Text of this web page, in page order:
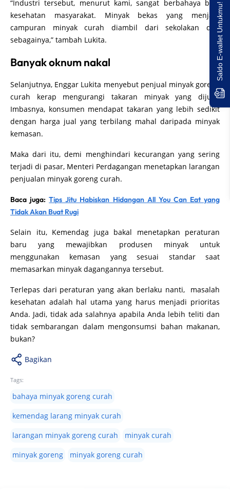
“Industri tersebut, menurut kami, sangat berbahaya bagi
kesehatan masyarakat. Minyak bekas yang menjadi
campuran minyak curah diambil dari sekolakan dan
sebagainya,” tambah Lukita.
Banyak oknum nakal
Selanjutnya, Enggar Lukita menyebut penjual minyak goreng
curah kerap mengurangi takaran minyak yang dijual.
Imbasnya, konsumen mendapat takaran yang lebih sedikit
dengan harga jual yang terbilang mahal daripada minyak
kemasan.
Maka dari itu, demi menghindari kecurangan yang sering
terjadi di pasar, Menteri Perdagangan menetapkan larangan
penjualan minyak goreng curah.
Baca juga:Tips Jitu Habiskan Hidangan All You Can Eat yang
Tidak Akan Buat Rugi
Selain itu, Kemendag juga bakal menetapkan peraturan
baru yang mewajibkan produsen minyak untuk
menggunakan kemasan yang sesuai standar saat
memasarkan minyak dagangannya tersebut.
Terlepas dari peraturan yang akan berlaku nanti, masalah
kesehatan adalah hal utama yang harus menjadi prioritas
Anda. Jadi, tidak ada salahnya apabila Anda lebih teliti dan
tidak sembarangan dalam mengonsumsi bahan makanan,
bukan?
Bagikan
Tags:
bahaya minyak goreng curah
kemendag larang minyak curah
larangan minyak goreng curah
minyak curah
minyak goreng
minyak goreng curah
Saldo E-wallet Untukmu!